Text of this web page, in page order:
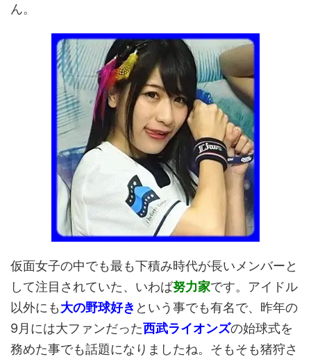
ん。
仮面女子の中でも最も下積み時代が長いメンバーと
して注目されていた、いわば努力家です。アイドル
以外にも大の野球好き という事でも有名で、昨年の
9月には大ファンだった西武ライオンズの始球式を
務めた事でも話題になりましたね。そもそも猪狩さ